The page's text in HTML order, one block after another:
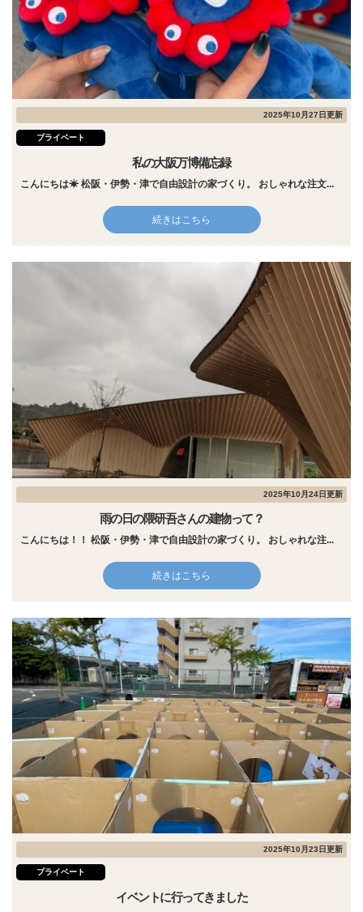
2025年10月27日更新
プライベート
私の大阪万博備忘録
こんにちは☀ 松阪・伊勢・津で自由設計の家づくり。 おしゃれな注文...
続きはこちら
2025年10月24日更新
雨の日の隈研吾さんの建物って？
こんにちは！！ 松阪・伊勢・津で自由設計の家づくり。 おしゃれな注...
続きはこちら
2025年10月23日更新
プライベート
イベントに行ってきました